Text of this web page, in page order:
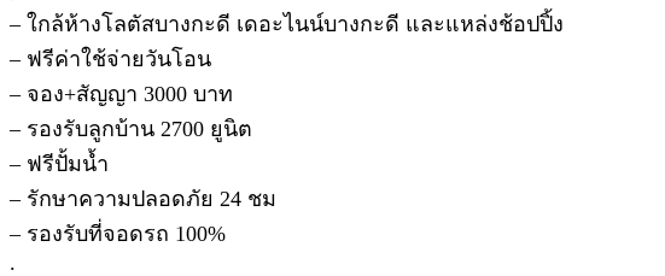
– ใกล้ห้างโลตัสบางกะดี เดอะไนน์บางกะดี และแหล่งช้อปปิ้ง
– ฟรีค่าใช้จ่ายวันโอน
– จอง+สัญญา 3000 บาท
– รองรับลูกบ้าน 2700 ยูนิต
– ฟรีปั้มน้ำ
– รักษาความปลอดภัย 24 ชม
– รองรับที่จอดรถ 100%
.